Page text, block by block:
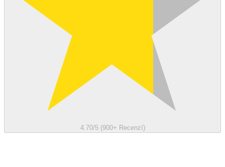
4.70/5 (900+ Recenzí)